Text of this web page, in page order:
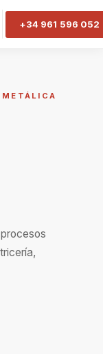
+34 961 596 052